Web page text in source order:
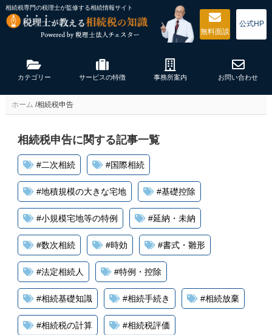
相続税専門の税理士が監修する相続情報サイト
無料面談
公式HP
カテゴリー サービスの特徴 事務所案内 お問い合わせ
ホーム /相続税申告
相続税申告に関する記事一覧
#二次相続 #国際相続
#地積規模の大きな宅地 #基礎控除
#小規模宅地等の特例 #延納・未納
#数次相続 #時効 #書式・雛形
#法定相続人 #特例・控除
#相続基礎知識 #相続手続き #相続放棄
#相続税の計算 #相続税評価